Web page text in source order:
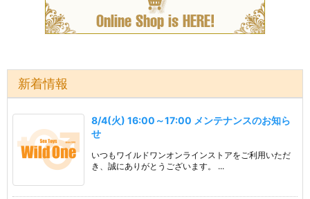
新着情報
8/4(火) 16:00～17:00 メンテナンスのお知ら
せ
いつもワイルドワンオンラインストアをご利用いただ
き、誠にありがとうございます。 ...